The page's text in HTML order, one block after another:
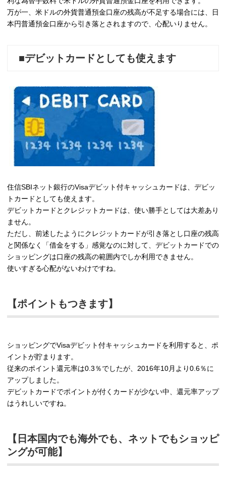
万が一、米ドルの外貨普通預金口座の残高が不足する場合には、日
本円普通預金口座から引き落とされますので、心配いりません。
■デビットカードとしても使えます
住信SBIネット銀行のVisaデビット付キャッシュカードは、デビッ
トカードとしても使えます。
デビットカードとクレジットカードは、使い勝手としては大差あり
ません。
ただし、前述したようにクレジットカードが引き落とし口座の残高
と関係なく「借金をする」感覚なのに対して、デビットカードでの
ショッピングは口座の残高の範囲内でしか利用できません。
使いすぎる心配がないわけですね。
【ポイントもつきます】
ショッピングでVisaデビット付キャッシュカードを利用すると、ポ
イントが貯まります。
従来のポイント還元率は0.3％でしたが、2016年10月より0.6％に
アップしました。
デビットカードでポイントが付くカードが少ない中、還元率アップ
はうれしいですね。
【日本国内でも海外でも、ネットでもショッピ
ングが可能】